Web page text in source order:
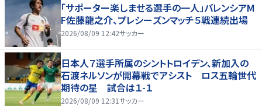
「サポーター楽しませる選手の一人」バレンシアM
F佐藤龍之介、プレシーズンマッチ５戦連続出場
2026/08/09 12:42サッカー
日本人７選手所属のシントトロイデン、新加入の
石渡ネルソンが開幕戦でアシスト ロス五輪世代
期待の星 試合は１-１
2026/08/09 12:31サッカー